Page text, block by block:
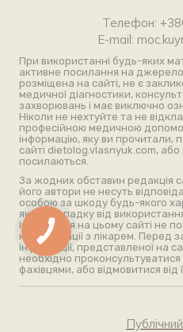
Телефон:
E-mail:
При використанні будь-яких
активне посилання на
розміщена на сайті, не є
медичної діагностики,
захворювань і має виключно
Ніколи не нехтуйте та не
професійною медичною
інформацію, яку ви прочитали,
сайті dietolog.vlasnyuk.com, або
посилаються.
За жодних обставин редакція
його автори не несуть
особою за шкоду будь-якого
якому випадку від
Інформація на цьому сайті не
консультації з лікарем. Перед
інформації, представленої на
необхідно проконсультуватися
фахівцями, або відмовитися від
КНОПКА
ЗВ'ЯЗКУ